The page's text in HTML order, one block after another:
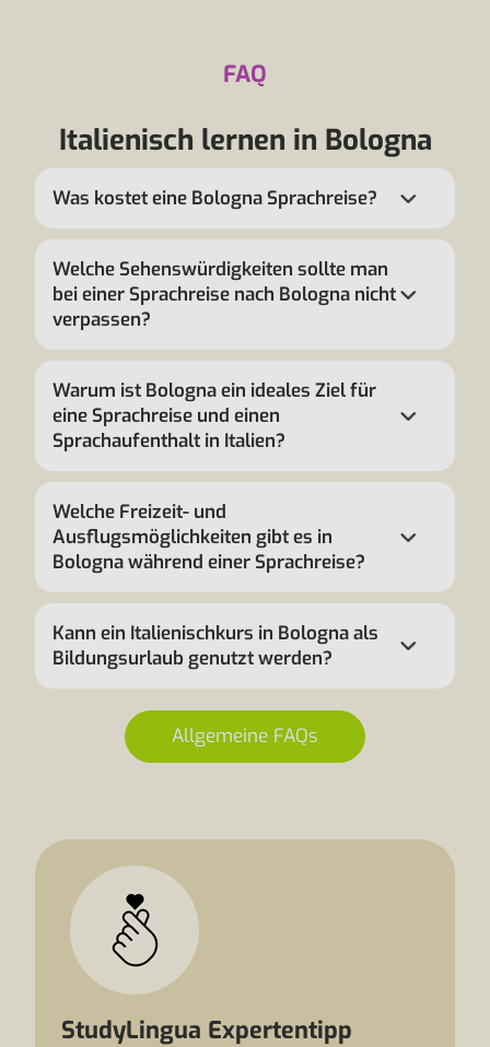
FAQ
Italienisch lernen in Bologna
Was kostet eine Bologna Sprachreise?
Welche Sehenswürdigkeiten sollte man
bei einer Sprachreise nach Bologna nicht
verpassen?
Warum ist Bologna ein ideales Ziel für
eine Sprachreise und einen
Sprachaufenthalt in Italien?
Welche Freizeit- und
Ausflugsmöglichkeiten gibt es in
Bologna während einer Sprachreise?
Kann ein Italienischkurs in Bologna als
Bildungsurlaub genutzt werden?
Allgemeine FAQs
StudyLingua Expertentipp